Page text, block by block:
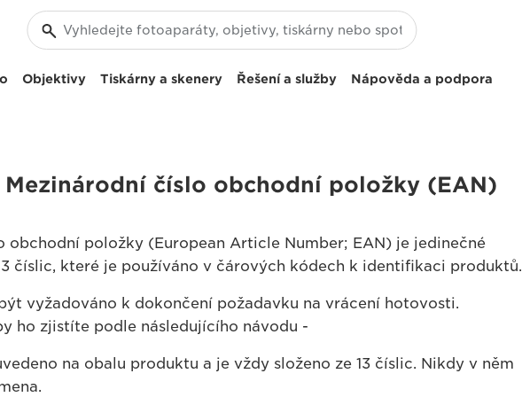
Objektivy Tiskárny a skenery Řešení a služby Nápověda a podpora
číslo obchodní položky (EAN)
obchodní položky (European Article Number; EAN) je jedinečné
číslic, které je používáno v čárových kódech k identifikaci produktů.
vyžadováno k dokončení požadavku na vrácení hotovosti.
ho zjistíte podle následujícího návodu -
na obalu produktu a je vždy složeno ze 13 číslic. Nikdy v něm